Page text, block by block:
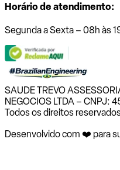
Horário de atendimento:
Segunda a Sexta – 08h às
SAUDE TREVO
NEGOCIOS LTDA – CNPJ:
Todos os direitos
Desenvolvido com ❤️ para